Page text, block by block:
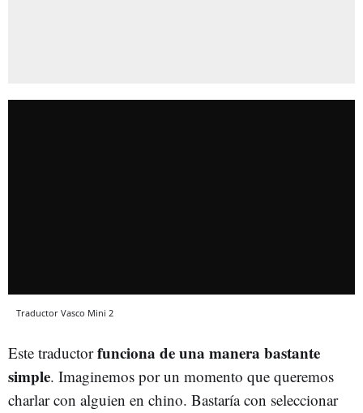
Traductor Vasco Mini 2
Este traductorfunciona de una manera bastante
simple. Imaginemos por un momento que queremos
charlar con alguien en chino. Bastaría con seleccionar